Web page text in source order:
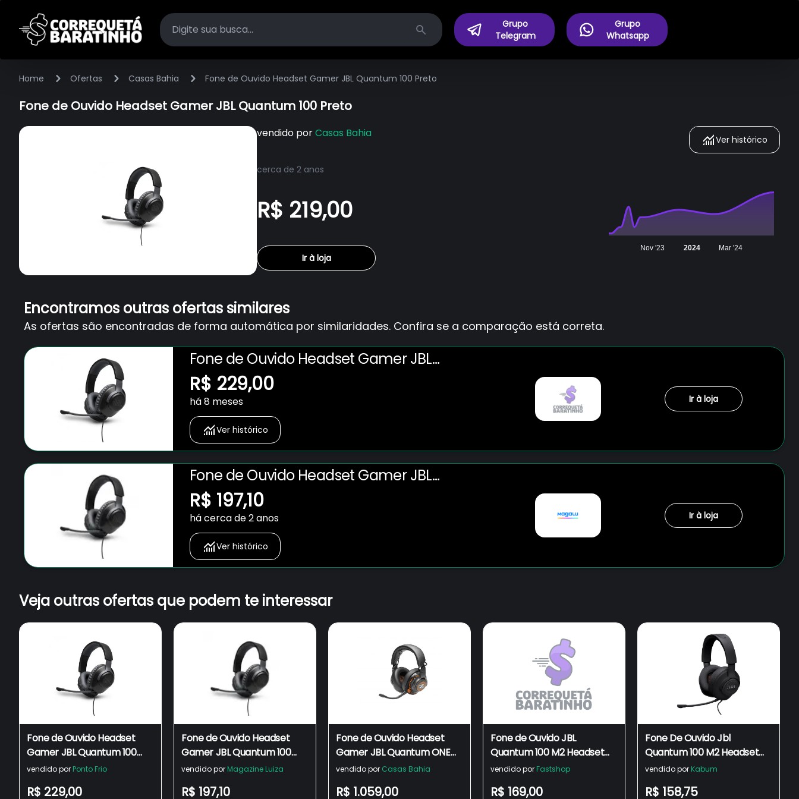
Search
Grupo
Telegram
Grupo
Whatsapp
Home Ofertas Casas Bahia Fone de Ouvido Headset Gamer JBL Quantum 100 Preto
Fone de Ouvido Headset Gamer JBL Quantum 100 Preto
vendido porCasas Bahia
cerca de 2 anos
R$ 219,00
Ir à loja
Ver histórico
Nov '23 2024 Mar '24
Encontramos outras ofertas similares
As ofertas são encontradas de forma automática por similaridades. Confira se a comparação está correta.
Fone de Ouvido Headset Gamer JBL
Quantum 100 Preto
R$ 229,00
há 8 meses
Ver histórico
Ir à loja
Fone de Ouvido Headset Gamer JBL
Quantum 100 Preto
R$ 197,10
há cerca de 2 anos
Ver histórico
Ir à loja
Veja outras ofertas que podem te interessar
Fone de Ouvido Headset
Gamer JBL Quantum 100
Preto
vendido por Ponto Frio
R$ 229,00
Fone de Ouvido Headset
Gamer JBL Quantum 100
Preto
vendido por Magazine Luiza
R$ 197,10
Fone de Ouvido Headset
Gamer JBL Quantum ONE
Preto
vendido por Casas Bahia
R$ 1.059,00
Fone de Ouvido JBL
Quantum 100 M2 Headset
Gamer Preto Microfone
vendido por Fastshop
R$ 169,00
Fone De Ouvido Jbl
Quantum 100 M2 Headset
Gamer Preto Microfone
vendido por Kabum
R$ 158,75